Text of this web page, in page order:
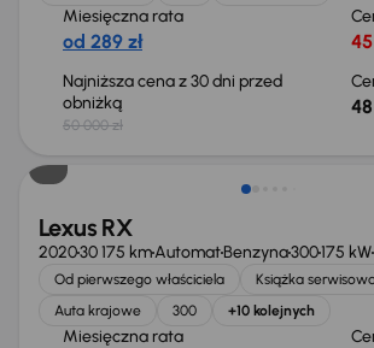
Miesięczna rata
od 289 zł
Najniższa cena z 30 dni przed
obniżką
50 000 zł
Lexus RX
202030 175 kmAutomatBenzyna300175 kW
Od pierwszego właściciela
Książka
Auta krajowe
300 +10 kolejnych
Miesięczna rata